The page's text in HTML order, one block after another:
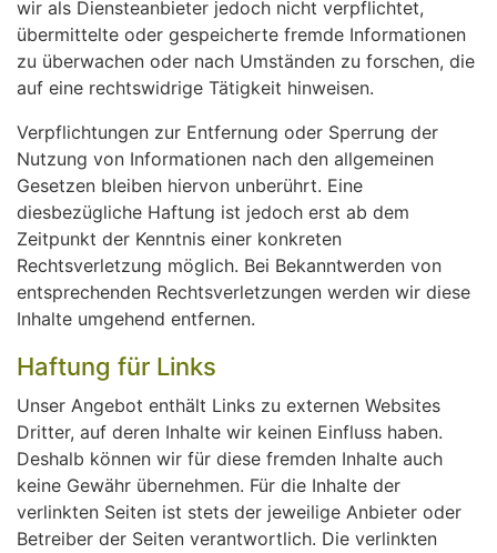
wir als Diensteanbieter jedoch nicht verpflichtet,
übermittelte oder gespeicherte fremde Informationen
zu überwachen oder nach Umständen zu forschen, die
auf eine rechtswidrige Tätigkeit hinweisen.
Verpflichtungen zur Entfernung oder Sperrung der
Nutzung von Informationen nach den allgemeinen
Gesetzen bleiben hiervon unberührt. Eine
diesbezügliche Haftung ist jedoch erst ab dem
Zeitpunkt der Kenntnis einer konkreten
Rechtsverletzung möglich. Bei Bekanntwerden von
entsprechenden Rechtsverletzungen werden wir diese
Inhalte umgehend entfernen.
Haftung für Links
Unser Angebot enthält Links zu externen Websites
Dritter, auf deren Inhalte wir keinen Einfluss haben.
Deshalb können wir für diese fremden Inhalte auch
keine Gewähr übernehmen. Für die Inhalte der
verlinkten Seiten ist stets der jeweilige Anbieter oder
Betreiber der Seiten verantwortlich. Die verlinkten